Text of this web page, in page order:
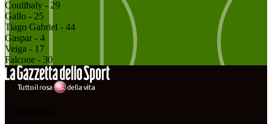
Coulibaly - 29
Gallo - 25
Tiago Gabriel - 44
Gaspar - 4
Veiga - 17
Falcone - 30